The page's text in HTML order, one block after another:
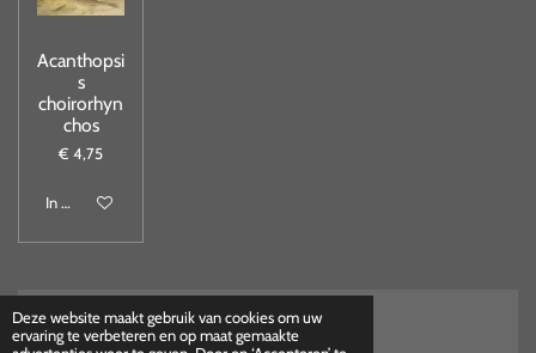
Deze website maakt gebruik van cookies om uw
ervaring te verbeteren en op maat gemaakte
Acanthopsi
s
choirorhyn
chos
€ 4,75
In winkelwagen
Herroepings formulier